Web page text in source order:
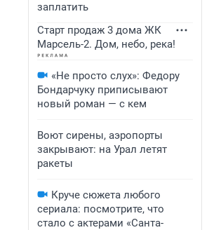
заплатить
Старт продаж 3 дома ЖК
Марсель-2. Дом, небо, река!
«Не просто слух»: Федору
Бондарчуку приписывают
новый роман — с кем
Воют сирены, аэропорты
закрывают: на Урал летят
ракеты
Круче сюжета любого
сериала: посмотрите, что
стало с актерами «Санта-